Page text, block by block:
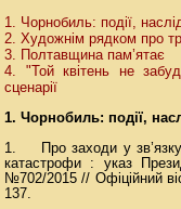
1. Чорнобиль: події,
2. Художнім рядком про
3. Полтавщина пам’ятає
4. "Той квітень не
сценарії
1. Чорнобиль: події,
1. Про заходи у зв’язку
катастрофи : указ
№702/2015 // Офіційний
137.